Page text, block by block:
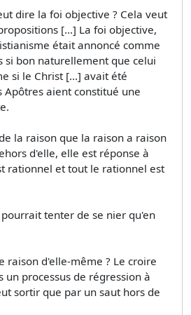
dire la foi objective ? Cela veut
[...] La foi objective,
était annoncé comme
si bon naturellement que celui
si le Christ [...] avait été
Apôtres aient constitué une
la raison que la raison a raison
d'elle, elle est réponse à
rationnel et tout le rationnel est
tenter de se nier qu'en
raison d'elle-même ? Le croire
un processus de régression à
sortir que par un saut hors de